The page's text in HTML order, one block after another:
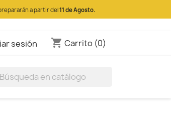
a partir del11 de Agosto.
sesión shopping_cart Carrito (0)